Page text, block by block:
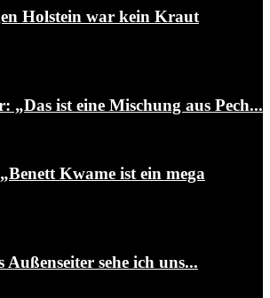
Holstein war kein Kraut
„Das ist eine Mischung aus Pech...
Kwame ist ein mega
sehe ich uns...